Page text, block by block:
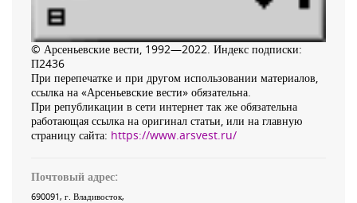
© Арсеньевские вести, 1992—2022. Индекс подписки:
П2436
При перепечатке и при другом использовании материалов,
ссылка на «Арсеньевские вести» обязательна.
При републикации в сети интернет так же обязательна
работающая ссылка на оригинал статьи, или на главную
страницу сайта: https://www.arsvest.ru/
Почтовый адрес:
690091, г. Владивосток,